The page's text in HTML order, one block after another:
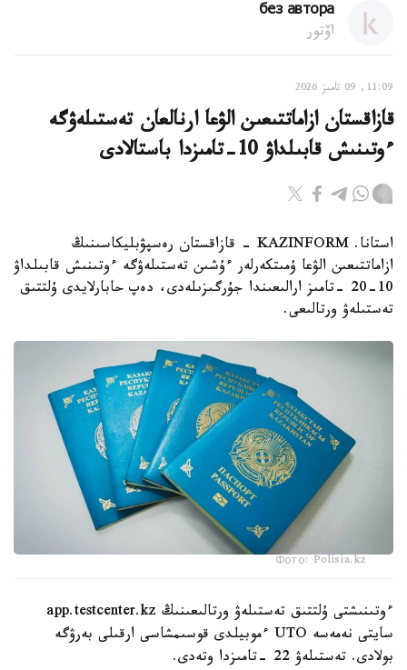
без автора
اۆتور
11:09, 09 تامىز 2026
قازاقستان ازاماتتىعىن الۋعا ارنالعان تەستىلەۋگە
ءوتىنىش قابىلداۋ 10-تامىزدا باستالادى
استانا. KAZINFORM - قازاقستان رەسپۋبليكاسىنىڭ
ازاماتتىعىن الۋعا ۇمىتكەرلەر ءۇشىن تەستىلەۋگە ءوتىنىش قابىلداۋ
10-20 -تامىز ارالىعىندا جۇرگىزىلەدى، دەپ حابارلايدى ۇلتتىق
تەستىلەۋ ورتالىعى.
Фото: Polisia.kz
ءوتىنىشتى ۇلتتىق تەستىلەۋ ورتالىعىنىڭ app.testcenter.kz
سايتى نەمەسە UTO ءموبيلدى قوسىمشاسى ارقىلى بەرۋگە
بولادى. تەستىلەۋ 22 -تامىزدا وتەدى.